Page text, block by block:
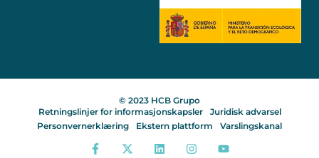
© 2023 HCB Grupo
Retningslinjer for informasjonskapsler
Juridisk advarsel
Personvernerklæring
Ekstern plattform Varslingskanal